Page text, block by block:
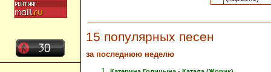
15 популярных песен
за последнюю неделю